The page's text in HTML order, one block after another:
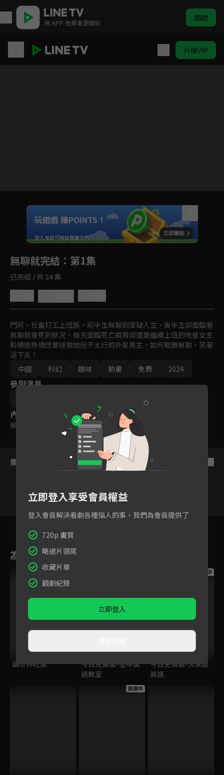
用 APP 免費看更精彩 開啟
升級VIP
Unmute
如有不便請見諒
玩遊戲 賺POINTS！
登入後即可解鎖專屬任務
無聊就完結 ：第1集
已完結 / 共 24 集
門珂，社畜打工上班族，前半生無聊到懷疑人生，後半生卻面臨著
無聊就會死的狀況。每天面臨死亡威脅卻還要繼續上班的地星女主
和積極熱情想要拯救她但不太行的外星男主，如何戰勝無聊，笑著
活下去！
中國
科幻 趣味 動畫 免費 2024
參與演員
內容標籤
輔導十五歲級
集數列表
為您推薦
跟播中
請世界吃桌
今日免費版-空中英
語教室
跟播中
今日免費版-大家說
英語
跟播中
立即登入享受會員權益
登入會員解決看劇各種惱人的事，我們為會員提供了
720p 畫質
略過片頭尾
收藏片單
觀劇紀錄
立即登入